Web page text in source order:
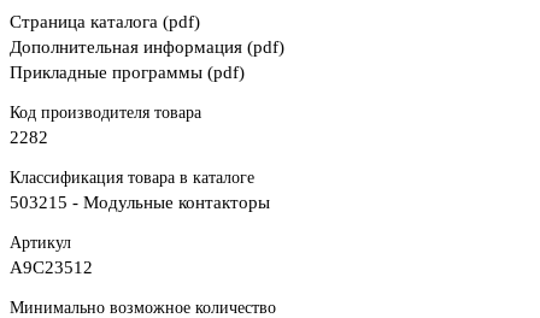
Страница каталога (pdf)
Дополнительная информация (pdf)
Прикладные программы (pdf)
Код производителя товара
2282
Классификация товара в каталоге
503215 - Модульные контакторы
Артикул
A9C23512
Минимально возможное количество